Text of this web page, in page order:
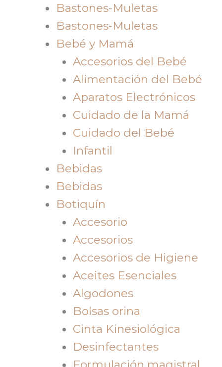
Bastones-Muletas
Bastones-Muletas
Bebé y Mamá
Accesorios del Bebé
Alimentación del Bebé
Aparatos Electrónicos
Cuidado de la Mamá
Cuidado del Bebé
Infantil
Bebidas
Bebidas
Botiquín
Accesorio
Accesorios
Accesorios de Higiene
Aceites Esenciales
Algodones
Bolsas orina
Cinta Kinesiológica
Desinfectantes